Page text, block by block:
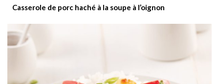
Casserole de porc haché à la soupe à l’oignon